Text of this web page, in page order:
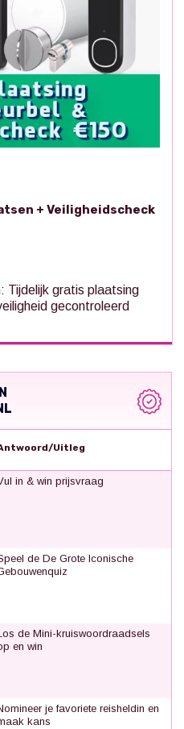
+ Veiligheidscheck
Tijdelijk gratis plaatsing
gecontroleerd
Uitleg
in & win prijsvraag
de De Grote Iconische
de Mini-kruiswoordraadsels
en win
je favoriete reisheldin en
kans